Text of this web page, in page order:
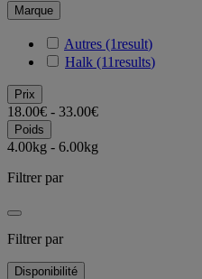
Marque
Autres (1result)
Halk (11results)
Prix
18.00€ - 33.00€
Poids
4.00kg - 6.00kg
Filtrer par
Filtrer par
Disponibilité